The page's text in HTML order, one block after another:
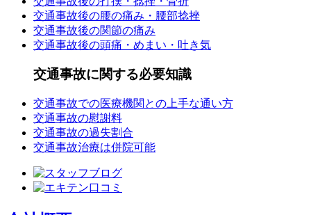
交通事故後の腰の痛み・腰部捻挫
交通事故後の関節の痛み
交通事故後の頭痛・めまい・吐き気
交通事故に関する必要知識
交通事故での医療機関との上手な通い方
交通事故の慰謝料
交通事故の過失割合
交通事故治療は併院可能